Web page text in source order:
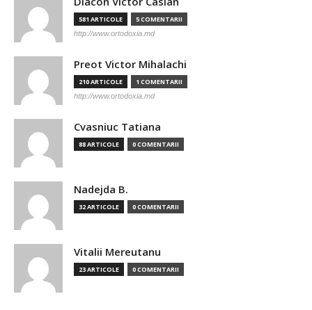
581 ARTICOLE 5 COMENTARII
http://www.ortodoxia.md
Preot Victor Mihalachi
210 ARTICOLE 1 COMENTARII
http://www.ortodoxia.md
Cvasniuc Tatiana
88 ARTICOLE 0 COMENTARII
Nadejda B.
32 ARTICOLE 0 COMENTARII
Vitalii Mereutanu
23 ARTICOLE 0 COMENTARII